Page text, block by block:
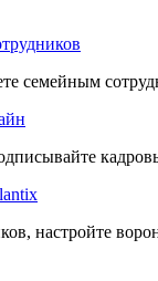
семейным
настройте